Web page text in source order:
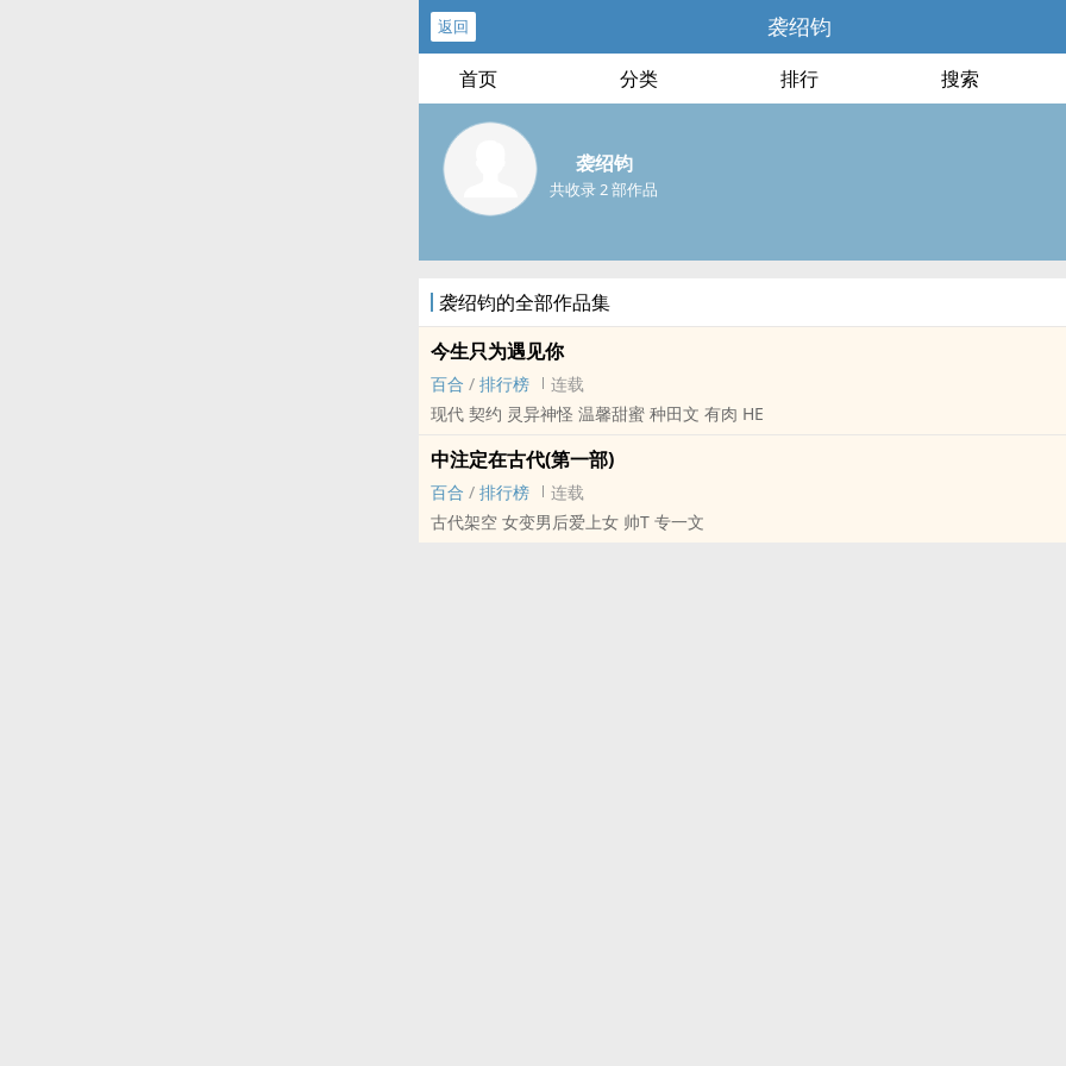
返回 袭绍钧
首页 分类 排行 搜索
袭绍钧
共收录 2 部作品
袭绍钧的全部作品集
今生只为遇见你
百合 / 排行榜
连载
现代 契约 灵异神怪 温馨甜蜜 种田文 有肉 HE
中注定在古代(第一部)
百合 / 排行榜
连载
古代架空 女变男后爱上女 帅T 专一文